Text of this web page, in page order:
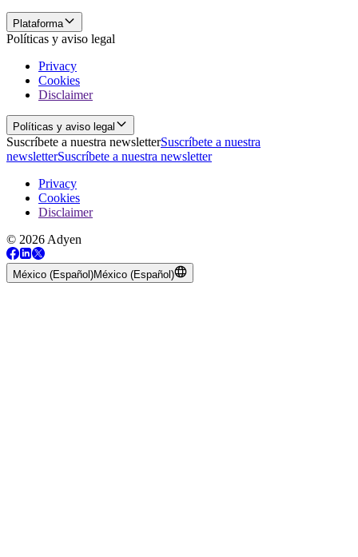
Plataforma
Políticas y aviso legal
Privacy
Cookies
Disclaimer
Políticas y aviso legal
Suscríbete a nuestra newsletterSuscríbete a nuestra
newsletterSuscríbete a nuestra newsletter
Privacy
Cookies
Disclaimer
© 2026 Adyen
México (Español)México (Español)